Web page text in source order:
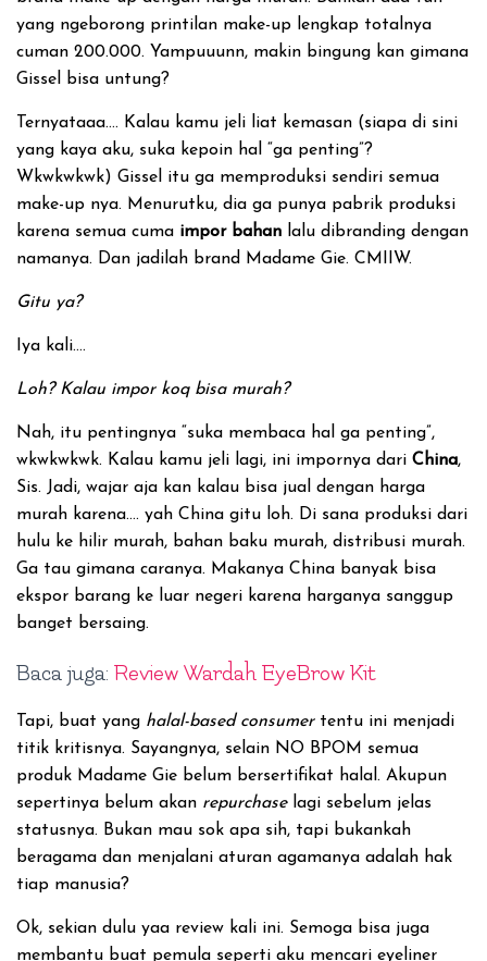
yang ngeborong printilan make-up lengkap totalnya
cuman 200.000. Yampuuunn, makin bingung kan gimana
Gissel bisa untung?
Ternyataaa…. Kalau kamu jeli liat kemasan (siapa di sini
yang kaya aku, suka kepoin hal “ga penting”?
Wkwkwkwk) Gissel itu ga memproduksi sendiri semua
make-up nya. Menurutku, dia ga punya pabrik produksi
karena semua cuma impor bahan lalu dibranding dengan
namanya. Dan jadilah brand Madame Gie. CMIIW.
Gitu ya?
Iya kali….
Loh? Kalau impor koq bisa murah?
Nah, itu pentingnya “suka membaca hal ga penting”,
wkwkwkwk. Kalau kamu jeli lagi, ini impornya dari China,
Sis. Jadi, wajar aja kan kalau bisa jual dengan harga
murah karena…. yah China gitu loh. Di sana produksi dari
hulu ke hilir murah, bahan baku murah, distribusi murah.
Ga tau gimana caranya. Makanya China banyak bisa
ekspor barang ke luar negeri karena harganya sanggup
banget bersaing.
Baca juga: Review Wardah EyeBrow Kit
Tapi, buat yang halal-based consumer tentu ini menjadi
titik kritisnya. Sayangnya, selain NO BPOM semua
produk Madame Gie belum bersertifikat halal. Akupun
sepertinya belum akan repurchaselagi sebelum jelas
statusnya. Bukan mau sok apa sih, tapi bukankah
beragama dan menjalani aturan agamanya adalah hak
tiap manusia?
Ok, sekian dulu yaa review kali ini. Semoga bisa juga
membantu buat pemula seperti aku mencari eyeliner